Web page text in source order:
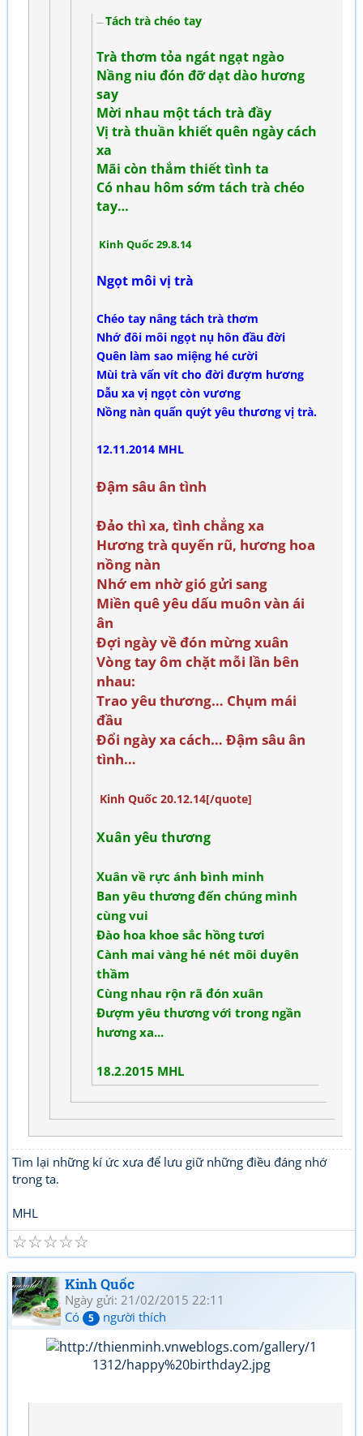
Tách trà chéo tay
Trà thơm tỏa ngát ngạt ngào
Nầng niu đón đỡ dạt dào hương
say
Mời nhau một tách trà đầy
Vị trà thuần khiết quên ngày cách
xa
Mãi còn thắm thiết tình ta
Có nhau hôm sớm tách trà chéo
tay…
Kinh Quốc 29.8.14
Ngọt môi vị trà
Chéo tay nâng tách trà thơm
Nhớ đôi môi ngọt nụ hôn đầu đời
Quên làm sao miệng hé cười
Mùi trà vấn vít cho đời đượm hương
Dẫu xa vị ngọt còn vương
Nồng nàn quấn quýt yêu thương vị trà.
12.11.2014 MHL
Đậm sâu ân tình
Đảo thì xa, tình chẳng xa
Hương trà quyến rũ, hương hoa
nồng nàn
Nhớ em nhờ gió gửi sang
Miền quê yêu dấu muôn vàn ái
ân
Đợi ngày về đón mừng xuân
Vòng tay ôm chặt mỗi lần bên
nhau:
Trao yêu thương… Chụm mái
đầu
Đổi ngày xa cách… Đậm sâu ân
tình…
Kinh Quốc 20.12.14[/quote]
Xuân yêu thương
Xuân về rực ánh bình minh
Ban yêu thương đến chúng mình
cùng vui
Đào hoa khoe sắc hồng tươi
Cành mai vàng hé nét môi duyên
thầm
Cùng nhau rộn rã đón xuân
Đượm yêu thương với trong ngần
hương xa...
18.2.2015 MHL
Tìm lại những kí ức xưa để lưu giữ những điều đáng nhớ
trong ta.
MHL
☆
☆
☆
☆
☆
Kinh Quốc
Ngày gửi: 21/02/2015 22:11
Có
5 người thích